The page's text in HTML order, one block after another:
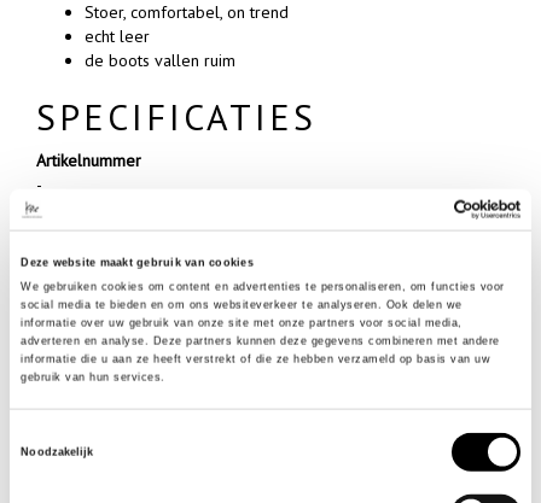
Deze website maakt gebruik van cookies
We gebruiken cookies om content en advertenties te personaliseren, om functies voor
social media te bieden en om ons websiteverkeer te analyseren. Ook delen we
informatie over uw gebruik van onze site met onze partners voor social media,
adverteren en analyse. Deze partners kunnen deze gegevens combineren met andere
informatie die u aan ze heeft verstrekt of die ze hebben verzameld op basis van uw
gebruik van hun services.
Noodzakelijk
Stoer, comfortabel, on trend
echt leer
de boots vallen ruim
SPECIFICATIES
Artikelnummer
-
Merk
PIECES
Materiaal
100% LEATHER
- Klanten beoordelen Kae met een 5/5
Schoenen